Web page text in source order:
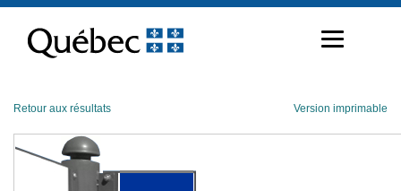
contenu
Retour aux résultats Version imprimable